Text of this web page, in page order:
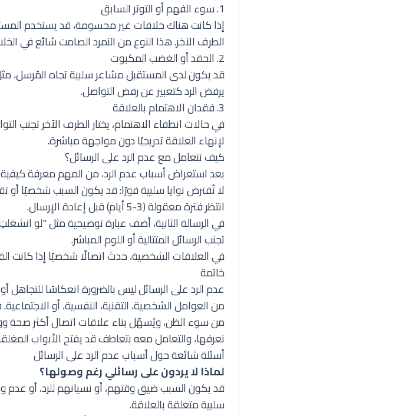
1. سوء الفهم أو التوتر السابق
إذا كانت هناك خلافات غير محسومة، قد يستخدم
الطرف الآخر. هذا النوع من التمرد الصامت شائع في
2. الحقد أو الغضب المكبوت
قد يكون لدى المستقبل مشاعر سلبية تجاه المُرسل،
يرفض الرد كتعبير عن رفض التواصل.
3. فقدان الاهتمام بالعلاقة
في حالات انطفاء الاهتمام، يختار الطرف الآخر تجنب
لإنهاء العلاقة تدريجيًا دون مواجهة مباشرة.
كيف تتعامل مع عدم الرد على الرسائل؟
بعد استعراض أسباب عدم الرد، من المهم معرفة كيفية
لا تُفترض نوايا سلبية فورًا: قد يكون السبب شخصيًا أو
انتظر فترة معقولة (3-5 أيام) قبل إعادة الإرسال.
في الرسالة الثانية، أضف عبارة توضيحية مثل "لو
تجنب الرسائل المتتالية أو اللوم المباشر.
في العلاقات الشخصية، حدث اتصالًا شخصيًا إذا كانت
خاتمة
عدم الرد على الرسائل ليس بالضرورة انعكاسًا
من العوامل الشخصية، التقنية، النفسية، أو
من سوء الظن، ويُسهّل بناء علاقات اتصال أكثر صحة
نعرفها، والتعامل معه بتعاطف قد يفتح الأبواب
أسئلة شائعة حول أسباب عدم الرد على الرسائل
لماذا لا يردون على رسائلي رغم وصولها؟
قد يكون السبب ضيق وقتهم، أو نسيانهم للرد، أو
سلبية متعلقة بالعلاقة.